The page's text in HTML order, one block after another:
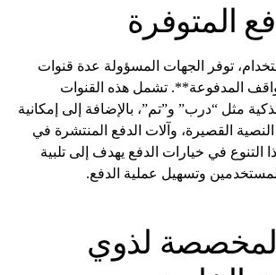
المتوفرة
توفر الجهات المسؤولة عدة قنوات
المدفوعة**. تشمل هذه القنوات
مثل “درب” و”تم”، بالإضافة إلى إمكانية
القصيرة، وآلات الدفع المنتشرة في
التنوع في خيارات الدفع يهدف إلى تلبية
وتسهيل عملية الدفع.
المخصصة لذوي